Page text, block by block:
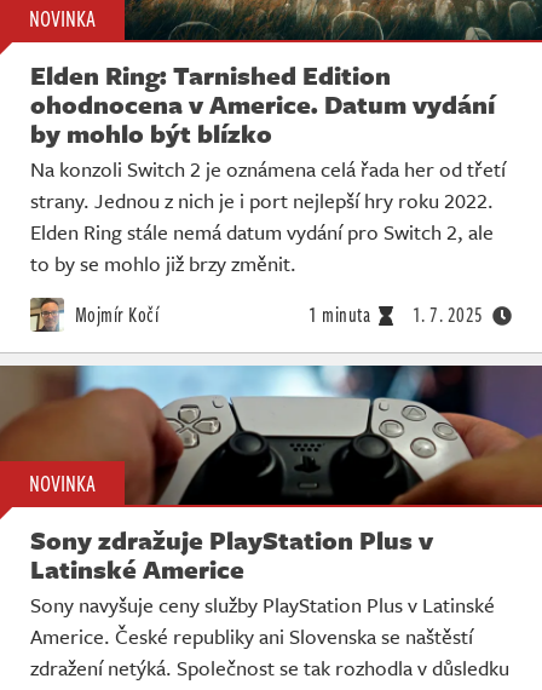
NOVINKA
Elden Ring: Tarnished Edition
ohodnocena v Americe. Datum vydání
by mohlo být blízko
Na konzoli Switch 2 je oznámena celá řada her od třetí
strany. Jednou z nich je i port nejlepší hry roku 2022.
Elden Ring stále nemá datum vydání pro Switch 2, ale
to by se mohlo již brzy změnit.
Mojmír Kočí 1 minuta 1. 7. 2025
NOVINKA
Sony zdražuje PlayStation Plus v
Latinské Americe
Sony navyšuje ceny služby PlayStation Plus v Latinské
Americe. České republiky ani Slovenska se naštěstí
zdražení netýká. Společnost se tak rozhodla v důsledku